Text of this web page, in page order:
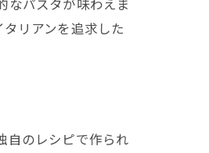
なパスタが味わえま
リアンを追求した
自のレシピで作られ